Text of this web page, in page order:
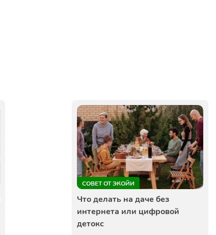
СОВЕТ ОТ ЭКОЙИ
Что делать на даче без
интернета или цифровой
детокс